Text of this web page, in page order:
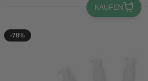
KAUFEN
-78%